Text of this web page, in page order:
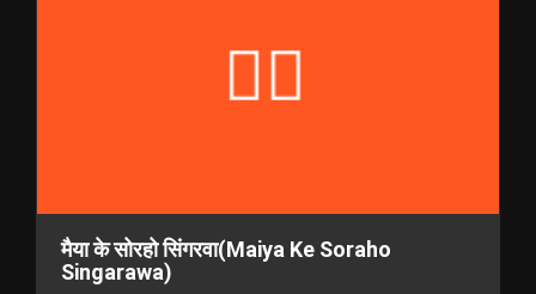
मैया के सोरहो सिंगरवा(Maiya Ke Soraho
Singarawa)